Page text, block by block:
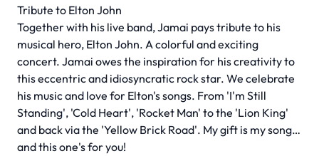
Tribute to Elton John
Together with his live band, Jamai pays tribute to his
musical hero, Elton John. A colorful and exciting
concert. Jamai owes the inspiration for his creativity to
this eccentric and idiosyncratic rock star. We celebrate
his music and love for Elton's songs. From 'I'm Still
Standing', 'Cold Heart', 'Rocket Man' to the 'Lion King'
and back via the 'Yellow Brick Road'. My gift is my song…
and this one's for you!